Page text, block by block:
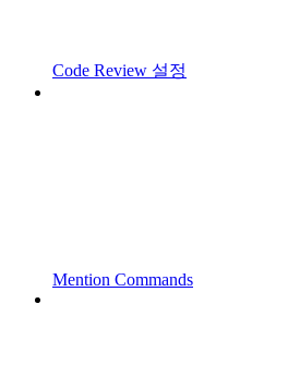
Code Review 설정
Mention Commands